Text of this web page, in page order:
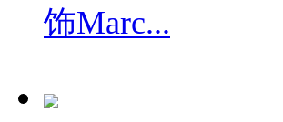
饰Marc...